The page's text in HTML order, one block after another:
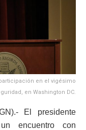
en el vigésimo
en Washington DC.
El presidente
encuentro con